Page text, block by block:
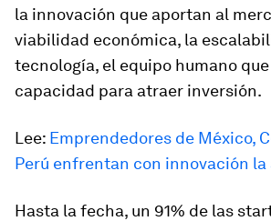
la innovación que aportan al
viabilidad económica, la
tecnología, el equipo humano
capacidad para atraer inversión.
Lee: Emprendedores de México,
Perú enfrentan con innovación la
Hasta la fecha, un 91% de las